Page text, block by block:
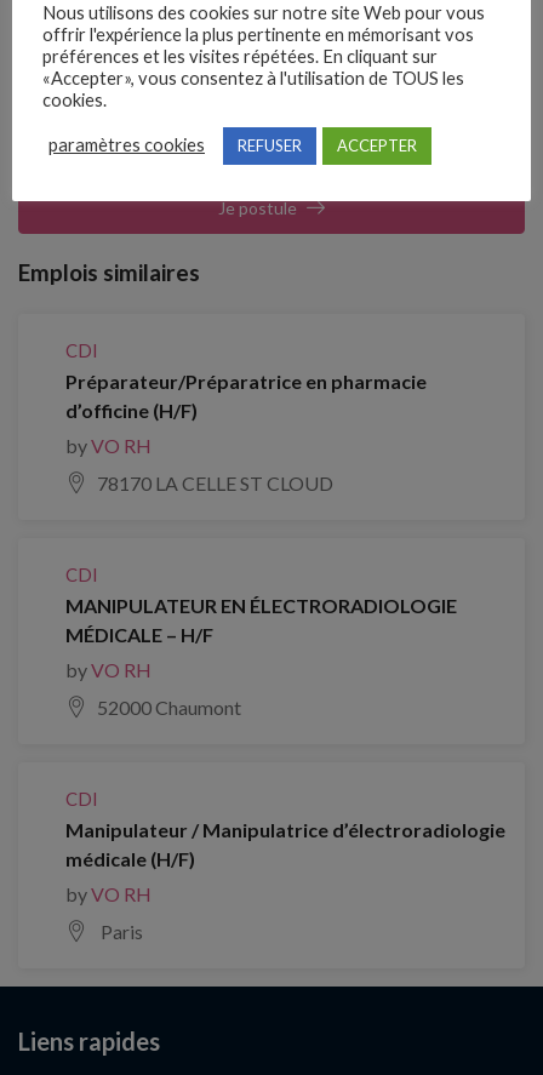
Référence
5441408
Clôture des candidatures : 23 septembre 2026
Je postule
Emplois similaires
CDI
Préparateur/Préparatrice en pharmacie
d’officine (H/F)
byVO RH
78170 LA CELLE ST CLOUD
CDI
MANIPULATEUR EN ÉLECTRORADIOLOGIE
MÉDICALE – H/F
byVO RH
52000 Chaumont
CDI
Manipulateur / Manipulatrice d’électroradiologie
médicale (H/F)
byVO RH
Paris
Liens rapides
Nous utilisons des cookies sur notre site Web pour vous
offrir l'expérience la plus pertinente en mémorisant vos
préférences et les visites répétées. En cliquant sur
«Accepter», vous consentez à l'utilisation de TOUS les
cookies.
paramètres cookies REFUSER ACCEPTER